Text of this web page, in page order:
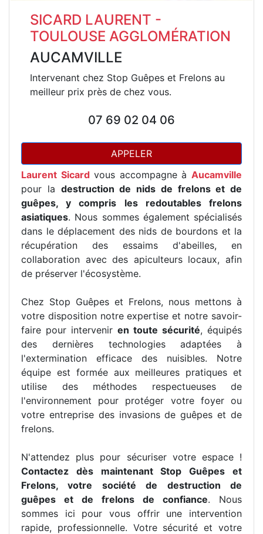
SICARD LAURENT -
TOULOUSE AGGLOMÉRATION
AUCAMVILLE
Intervenant chez Stop Guêpes et Frelons au
meilleur prix près de chez vous.
07 69 02 04 06
APPELER
Laurent Sicardvous accompagne àAucamville
pour la destruction de nids de frelons et de
guêpes, y compris les redoutables frelons
asiatiques. Nous sommes également spécialisés
dans le déplacement des nids de bourdons et la
récupération des essaims d'abeilles, en
collaboration avec des apiculteurs locaux, afin
de préserver l'écosystème.
Chez Stop Guêpes et Frelons, nous mettons à
votre disposition notre expertise et notre savoir-
faire pour intervenir en toute sécurité, équipés
des dernières technologies adaptées à
l'extermination efficace des nuisibles. Notre
équipe est formée aux meilleures pratiques et
utilise des méthodes respectueuses de
l'environnement pour protéger votre foyer ou
votre entreprise des invasions de guêpes et de
frelons.
N'attendez plus pour sécuriser votre espace !
Contactez dès maintenant Stop Guêpes et
Frelons, votre société de destruction de
guêpes et de frelons de confiance. Nous
sommes ici pour vous offrir une intervention
rapide, professionnelle. Votre sécurité et votre